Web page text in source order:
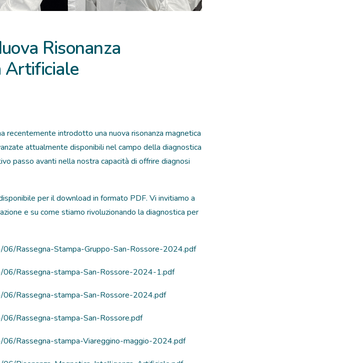
Risonanza
Artificiale
recentemente introdotto una nuova risonanza magnetica
attualmente disponibili nel campo della diagnostica
passo avanti nella nostra capacità di offrire diagnosi
per il download in formato PDF. Vi invitiamo a
e su come stiamo rivoluzionando la diagnostica per
Rassegna-Stampa-Gruppo-San-Rossore-2024.pdf
Rassegna-stampa-San-Rossore-2024-1.pdf
Rassegna-stampa-San-Rossore-2024.pdf
Rassegna-stampa-San-Rossore.pdf
Rassegna-stampa-Viareggino-maggio-2024.pdf